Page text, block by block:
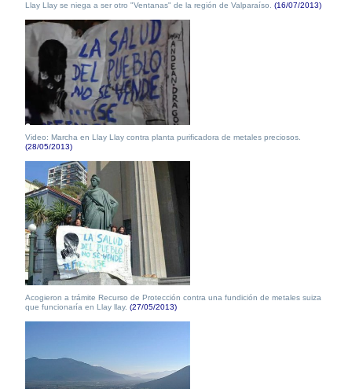
Llay Llay se niega a ser otro "Ventanas" de la región de Valparaíso. (16/07/2013)
Video: Marcha en Llay Llay contra planta purificadora de metales preciosos.
(28/05/2013)
Acogieron a trámite Recurso de Protección contra una fundición de metales suiza
que funcionaría en Llay llay. (27/05/2013)